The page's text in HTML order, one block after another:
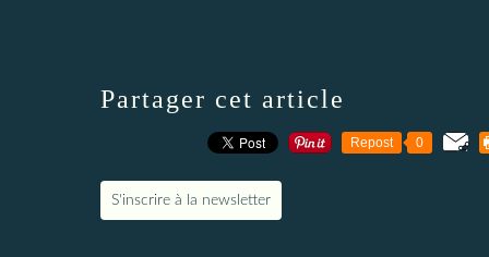
Partager cet article
Repost 0
S'inscrire à la newsletter